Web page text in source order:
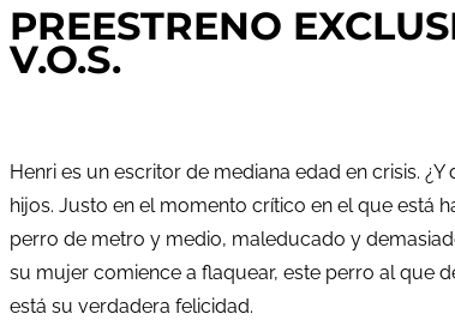
PREESTRENO
V.O.S.
Henri es un escritor de mediana edad en crisis.
hijos. Justo en el momento crítico en el que está
perro de metro y medio, maleducado y
su mujer comience a flaquear, este perro al que
está su verdadera felicidad.